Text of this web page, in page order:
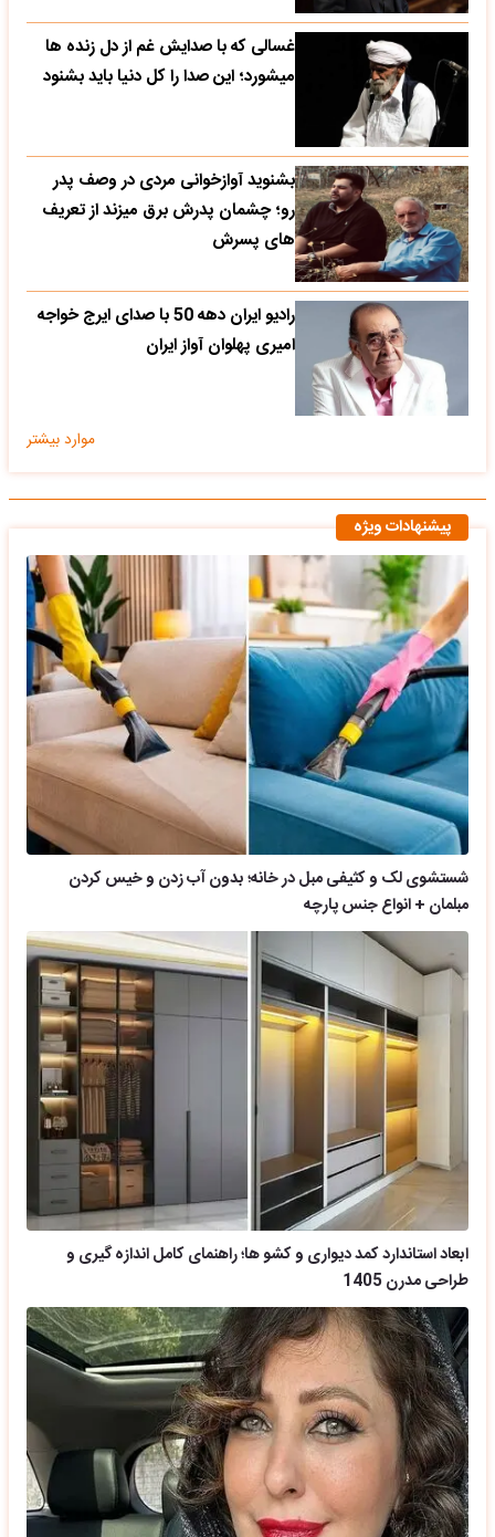
غسالی که با صدایش غم از دل زنده ها
میشورد؛ این صدا را کل دنیا باید بشنود
بشنوید آوازخوانی مردی در وصف پدر
رو؛ چشمان پدرش برق میزند از تعریف
های پسرش
رادیو ایران دهه 50 با صدای ایرج خواجه
امیری پهلوان آواز ایران
موارد بیشتر
پیشنهادات ویژه
شستشوی لک و کثیفی مبل در خانه؛ بدون آب زدن و خیس کردن
مبلمان + انواع جنس پارچه
ابعاد استاندارد کمد دیواری و کشو ها؛ راهنمای کامل اندازه گیری و
طراحی مدرن 1405